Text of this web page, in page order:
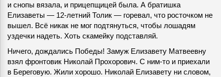
и снопы вязала, и прицепщицей была. А братишка
Елизаветы — 12-летний Толик — горевал, что росточком не
вышел. Всё никак не мог подтянуться, чтобы лошадям
уздечки надеть. Хоть скамейку подставляй.
Ничего, дождались Победы! Замуж Елизавету Матвеевну
взял фронтовик Николай Прохорович. С ним-то и приехали
в Береговую. Жили хорошо. Николай Елизавету ни словом,